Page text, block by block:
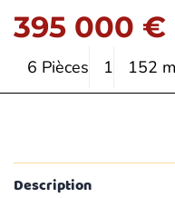
395 000 €
6 Pièces 1 152
Description